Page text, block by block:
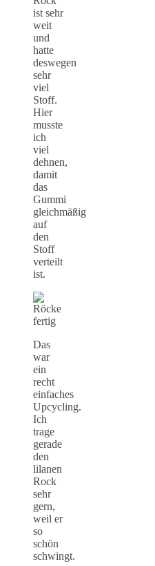
ist sehr
weit
und
hatte
deswegen
sehr
viel
Stoff.
Hier
musste
ich
viel
dehnen,
damit
das
Gummi
gleichmäßig
auf
den
Stoff
verteilt
ist.
Das
war
ein
recht
einfaches
Upcycling.
Ich
trage
gerade
den
lilanen
Rock
sehr
gern,
weil er
so
schön
schwingt.